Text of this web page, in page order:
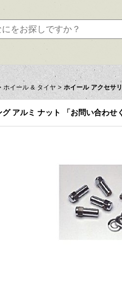
ホイール & タイヤ > ホイール アクセサ
グ アルミ ナット 「お問い合わせ